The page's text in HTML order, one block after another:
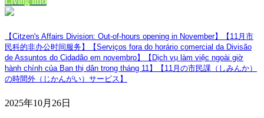
【Citzen's Affairs Division: Out-of-hours opening in November】【11月市
民科的非办公时间服务】【Serviços fora do horário comercial da Divisão
de Assuntos do Cidadão em novembro】【Dịch vụ làm việc ngoài giờ
hành chính của Ban thị dân trong tháng 11】【11月の市民課（しみんか）
の時間外（じかんがい）サービス】
2025年10月26日